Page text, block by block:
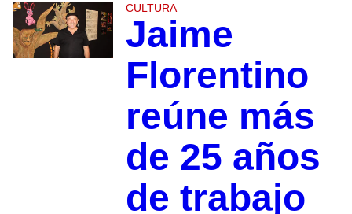
CULTURA
Jaime
Florentino
reúne más
de 25 años
de trabajo